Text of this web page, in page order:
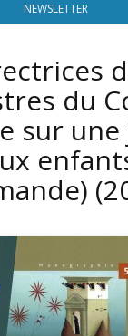
NEWSLETTER
du
sur